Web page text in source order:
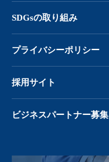
SDGsの取り組み
プライバシーポリシー
採用サイト
ビジネスパートナー募集